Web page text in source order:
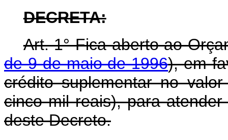
DECRETA:
Art. 1° Fica aberto ao
de 9 de maio de 1996), em
crédito suplementar no
cinco mil reais), para
deste Decreto.